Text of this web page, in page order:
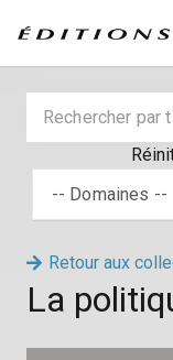
Retour aux
La